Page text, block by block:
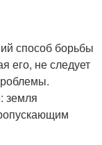
способ борьбы
его, не следует
земля